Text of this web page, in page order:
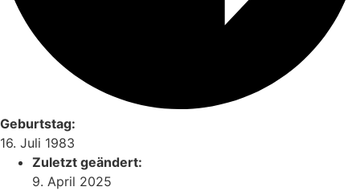
Geburtstag:
16. Juli 1983
Zuletzt geändert:
9. April 2025